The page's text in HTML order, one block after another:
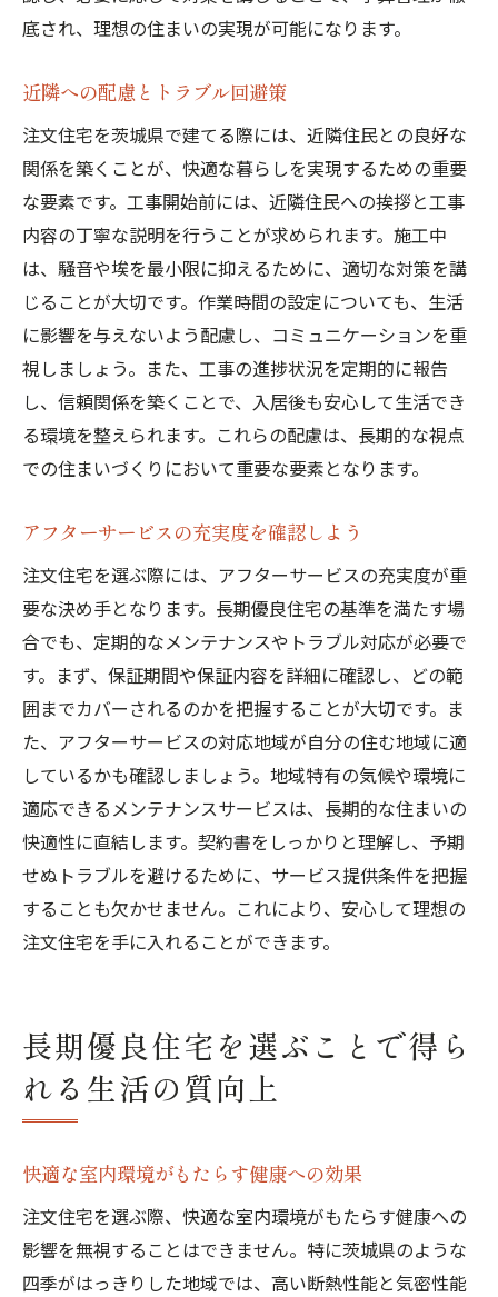
底され、理想の住まいの実現が可能になります。
近隣への配慮とトラブル回避策
注文住宅を茨城県で建てる際には、近隣住民との良好な
関係を築くことが、快適な暮らしを実現するための重要
な要素です。工事開始前には、近隣住民への挨拶と工事
内容の丁寧な説明を行うことが求められます。施工中
は、騒音や埃を最小限に抑えるために、適切な対策を講
じることが大切です。作業時間の設定についても、生活
に影響を与えないよう配慮し、コミュニケーションを重
視しましょう。また、工事の進捗状況を定期的に報告
し、信頼関係を築くことで、入居後も安心して生活でき
る環境を整えられます。これらの配慮は、長期的な視点
での住まいづくりにおいて重要な要素となります。
アフターサービスの充実度を確認しよう
注文住宅を選ぶ際には、アフターサービスの充実度が重
要な決め手となります。長期優良住宅の基準を満たす場
合でも、定期的なメンテナンスやトラブル対応が必要で
す。まず、保証期間や保証内容を詳細に確認し、どの範
囲までカバーされるのかを把握することが大切です。ま
た、アフターサービスの対応地域が自分の住む地域に適
しているかも確認しましょう。地域特有の気候や環境に
適応できるメンテナンスサービスは、長期的な住まいの
快適性に直結します。契約書をしっかりと理解し、予期
せぬトラブルを避けるために、サービス提供条件を把握
することも欠かせません。これにより、安心して理想の
注文住宅を手に入れることができます。
長期優良住宅を選ぶことで得ら
れる生活の質向上
快適な室内環境がもたらす健康への効果
注文住宅を選ぶ際、快適な室内環境がもたらす健康への
影響を無視することはできません。特に茨城県のような
四季がはっきりした地域では、高い断熱性能と気密性能